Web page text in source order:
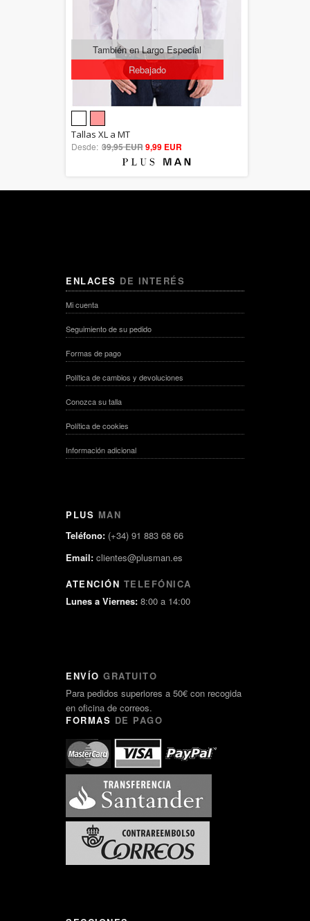
Rebajado
También en Largo Especial
5.00
out of 5
Tallas XL a MT
Desde: 39,95 EUR9,99 EUR
ENLACES DE INTERÉS
Mi cuenta
Seguimiento de su pedido
Formas de pago
Política de cambios y devoluciones
Conozca su talla
Política de cookies
Información adicional
PLUS MAN
Teléfono: (+34) 91 883 68 66
Email: clientes@plusman.es
ATENCIÓN TELEFÓNICA
Lunes a Viernes: 8:00 a 14:00
ENVÍO GRATUITO
Para pedidos superiores a 50€ con recogida
en oficina de correos.
FORMAS DE PAGO